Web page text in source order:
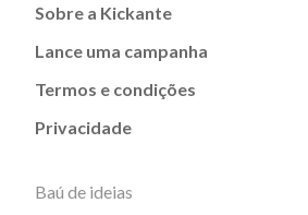
Sobre a Kickante
Lance uma campanha
Termos e condições
Privacidade
Baú de ideias